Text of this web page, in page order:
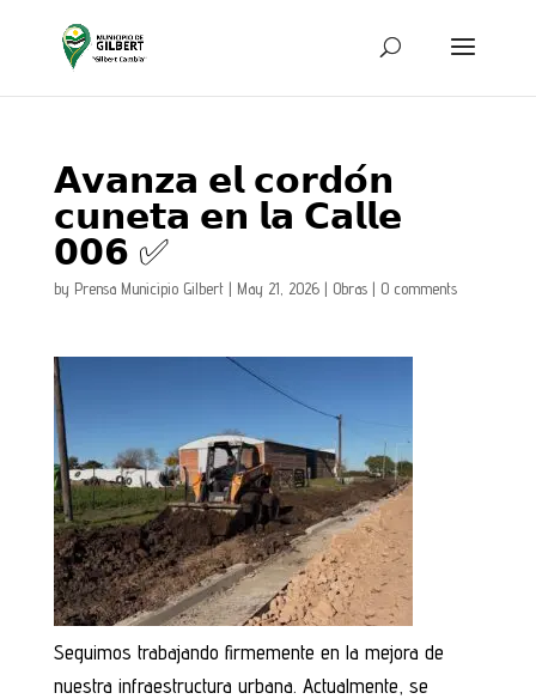
𝗔𝘃𝗮𝗻𝘇𝗮 𝗲𝗹 𝗰𝗼𝗿𝗱𝗼́𝗻
𝗰𝘂𝗻𝗲𝘁𝗮 𝗲𝗻 𝗹𝗮 𝗖𝗮𝗹𝗹𝗲
𝟬𝟬𝟲 ✅
by Prensa Municipio Gilbert| May 21, 2026| Obras| 0 comments
Seguimos trabajando firmemente en la mejora de
nuestra infraestructura urbana. Actualmente, se